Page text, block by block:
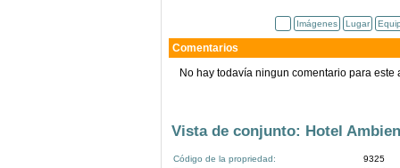
Imágenes Lugar
Comentarios
No hay todavía ningun comentario para este
Vista de conjunto: Hotel
Código de la propriedad:
9325